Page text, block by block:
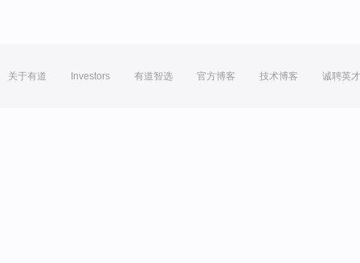
关于有道 Investors 有道智选 官方博客 技术博客 诚聘英才